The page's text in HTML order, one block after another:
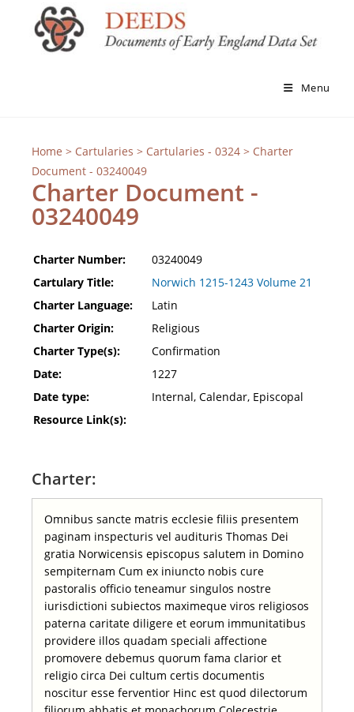
Menu
Home > Cartularies > Cartularies - 0324> Charter
Document - 03240049
Charter Document -
03240049
Charter Number:
03240049
Cartulary Title:
Norwich 1215-1243 Volume 21
Charter Language:
Latin
Charter Origin:
Religious
Charter Type(s):
Confirmation
Date:
1227
Date type:
Internal, Calendar, Episcopal
Resource Link(s):
Charter:
Omnibus sancte matris ecclesie filiis presentem
paginam inspecturis vel audituris Thomas Dei
gratia Norwicensis episcopus salutem in Domino
sempiternam Cum ex iniuncto nobis cure
pastoralis officio teneamur singulos nostre
iurisdictioni subiectos maximeque viros religiosos
paterna caritate diligere et eorum immunitatibus
providere illos quadam speciali affectione
promovere debemus quorum fama clarior et
religio circa Dei cultum certis documentis
noscitur esse ferventior Hinc est quod dilectorum